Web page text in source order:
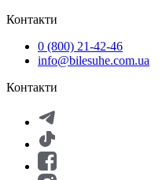
Контакти
0 (800) 21-42-46
info@bilesuhe.com.ua
Контакти